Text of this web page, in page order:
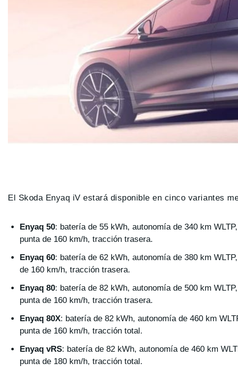
El Skoda Enyaq iV estará disponible en cinco variantes
Enyaq 50: batería de 55 kWh, autonomía de 340 km
punta de 160 km/h, tracción trasera.
Enyaq 60: batería de 62 kWh, autonomía de 380 km
de 160 km/h, tracción trasera.
Enyaq 80: batería de 82 kWh, autonomía de 500 km
punta de 160 km/h, tracción trasera.
Enyaq 80X: batería de 82 kWh, autonomía de 460 km
punta de 160 km/h, tracción total.
Enyaq vRS: batería de 82 kWh, autonomía de 460 km
punta de 180 km/h, tracción total.